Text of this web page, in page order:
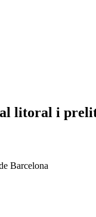
litoral i
Barcelona